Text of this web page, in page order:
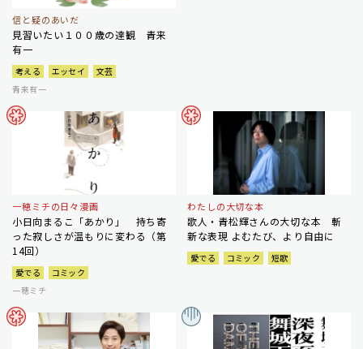
信と疑のあいだ
見習いたい１００歳の達観 青来
有一
考える エッセイ
文芸
青来有一
一穂ミチの日々漫画
小日向まるこ「あかり」 持ち寄
った寂しさが温もりに変わる（第
14回）
愛でる
コミック
一穂ミチ
わたしの大切な本
歌人・青松輝さんの大切な本 斬
新な表現 よむたび、より自由に
愛でる コミック 短歌